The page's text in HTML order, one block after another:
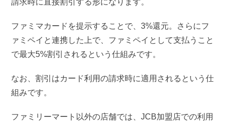
請求時に直接割引する形になります。
ファミマカードを提示することで、3%還元。さらにフ
ァミペイと連携した上で、ファミペイとして支払うこと
で最大5%割引されるという仕組みです。
なお、割引はカード利用の請求時に適用されるという仕
組みです。
ファミリーマート以外の店舗では、JCB加盟店での利用